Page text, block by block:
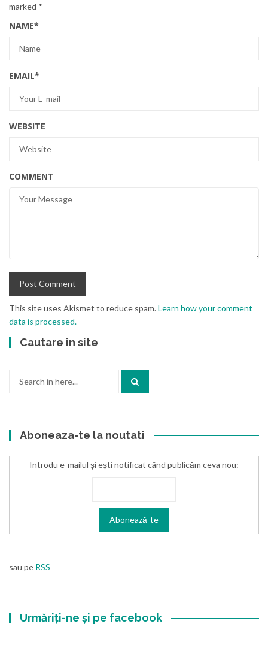
marked *
NAME*
EMAIL*
WEBSITE
COMMENT
This site uses Akismet to reduce spam.Learn how your comment
data is processed.
Cautare in site
Aboneaza-te la noutati
Introdu e-mailul și ești notificat când publicăm ceva nou:
sau pe RSS
Urmăriți-ne și pe facebook